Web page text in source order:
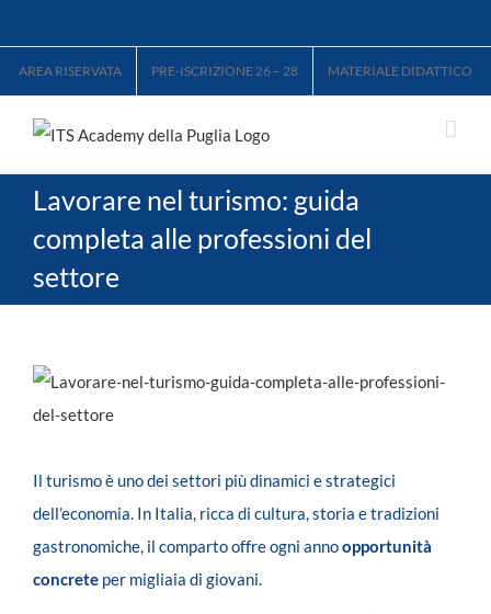
al
contenuto
AREA RISERVATA PRE-ISCRIZIONE 26 – 28 MATERIALE DIDATTICO
Lavorare nel turismo: guida
completa alle professioni del
settore
Ingrandisci
immagine
Il turismo è uno dei settori più dinamici e strategici
dell’economia. In Italia, ricca di cultura, storia e tradizioni
gastronomiche, il comparto offre ogni annoopportunità
concreteper migliaia di giovani.